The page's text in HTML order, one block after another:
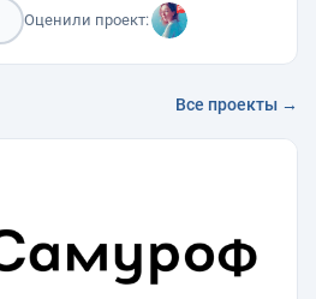
Оценили проект:
Все проекты →